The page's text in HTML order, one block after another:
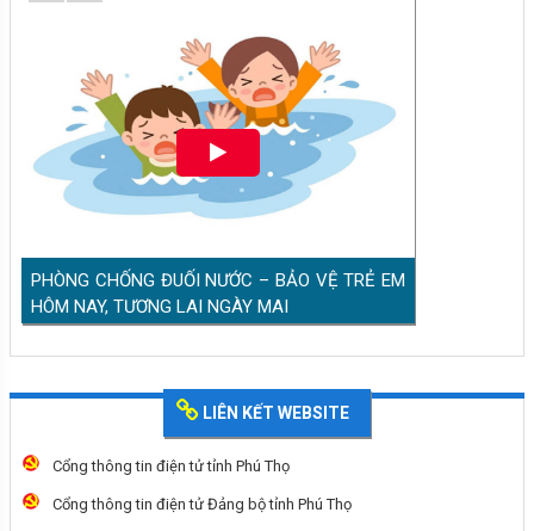
PHÒNG CHỐNG ĐUỐI NƯỚC – BẢO VỆ TRẺ EM
LIÊN KẾT WEBSITE
Cổng thông tin điện tử tỉnh Phú Thọ
Cổng thông tin điện tử Đảng bộ tỉnh Phú Thọ